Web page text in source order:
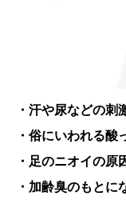
・汗や尿などの刺
・俗にいわれる酸
・足のニオイの原
・加齢臭のもとに